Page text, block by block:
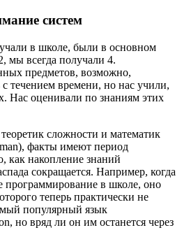
систем
в школе, были в основном
мы всегда получали 4.
предметов, возможно,
с течением времени, но нас учили,
Нас оценивали по знаниям этих
сложности и математик
факты имеют период
как накопление знаний
сокращается. Например, когда
программирование в школе, оно
теперь практически не
популярный язык
но вряд ли он им останется через